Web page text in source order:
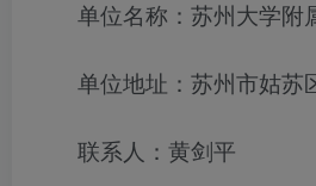
单位名称：苏州大学附
单位地址：苏州市姑苏
联系人：黄剑平